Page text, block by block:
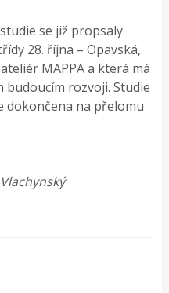
se již propsaly
28. října – Opavská,
MAPPA a která má
budoucím rozvoji. Studie
na přelomu